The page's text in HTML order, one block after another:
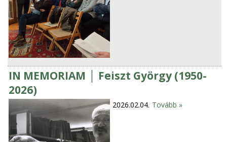
IN MEMORIAM │ Feiszt György (1950-
2026)
2026.02.04. Tovább »